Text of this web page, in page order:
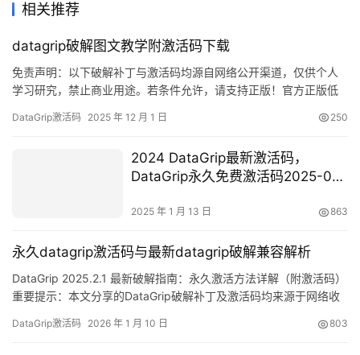
相关推荐
datagrip破解图文教学附激活码下载
免责声明：以下破解补丁与激活码均源自网络公开渠道，仅供个人
学习研究，禁止商业用途。若条件允许，请支持正版！官方正版低
https://panghu.hicxy.com/shop/?id=18 DataGrip 是 JetBrains 出
DataGrip激活码 2025 年 12 月 1 日 250
2024 DataGrip最新激活码，
DataGrip永久免费激活码2025-01-
2025 年 1 月 13 日 863
永久datagrip激活码与最新datagrip破解兼容解析
DataGrip 2025.2.1 最新破解指南：永久激活方法详解（附激活码）
重要提示：本文分享的DataGrip破解补丁及激活码均来源于网络收
联系作者删除。条件允许的话，强烈建议购买官方正版授权！ 话不
DataGrip激活码 2026 年 1 月 10 日 803